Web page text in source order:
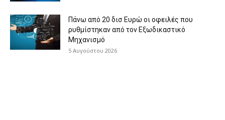
Πάνω από 20 δισ Ευρώ οι οφειλές που
ρυθμίστηκαν από τον Εξωδικαστικό
Μηχανισμό
5 Αυγούστου 2026